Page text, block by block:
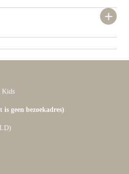
Kids
geen bezoekadres)